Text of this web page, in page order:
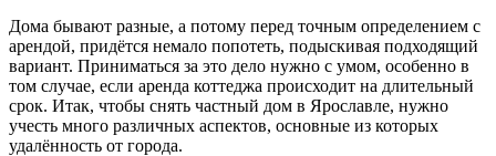
Дома бывают разные, а потому перед точным определением с
арендой, придётся немало попотеть, подыскивая подходящий
вариант. Приниматься за это дело нужно с умом, особенно в
том случае, если аренда коттеджа происходит на длительный
срок. Итак, чтобы снять частный дом в Ярославле, нужно
учесть много различных аспектов, основные из которых
удалённость от города.